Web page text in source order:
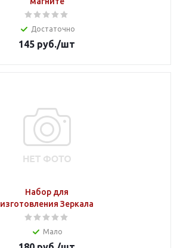
Достаточно
145 руб./шт
Набор для
изготовления Зеркала
Мало